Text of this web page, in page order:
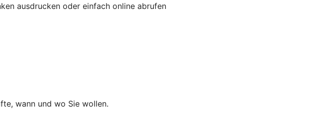
ausdrucken oder einfach online abrufen
wann und wo Sie wollen.